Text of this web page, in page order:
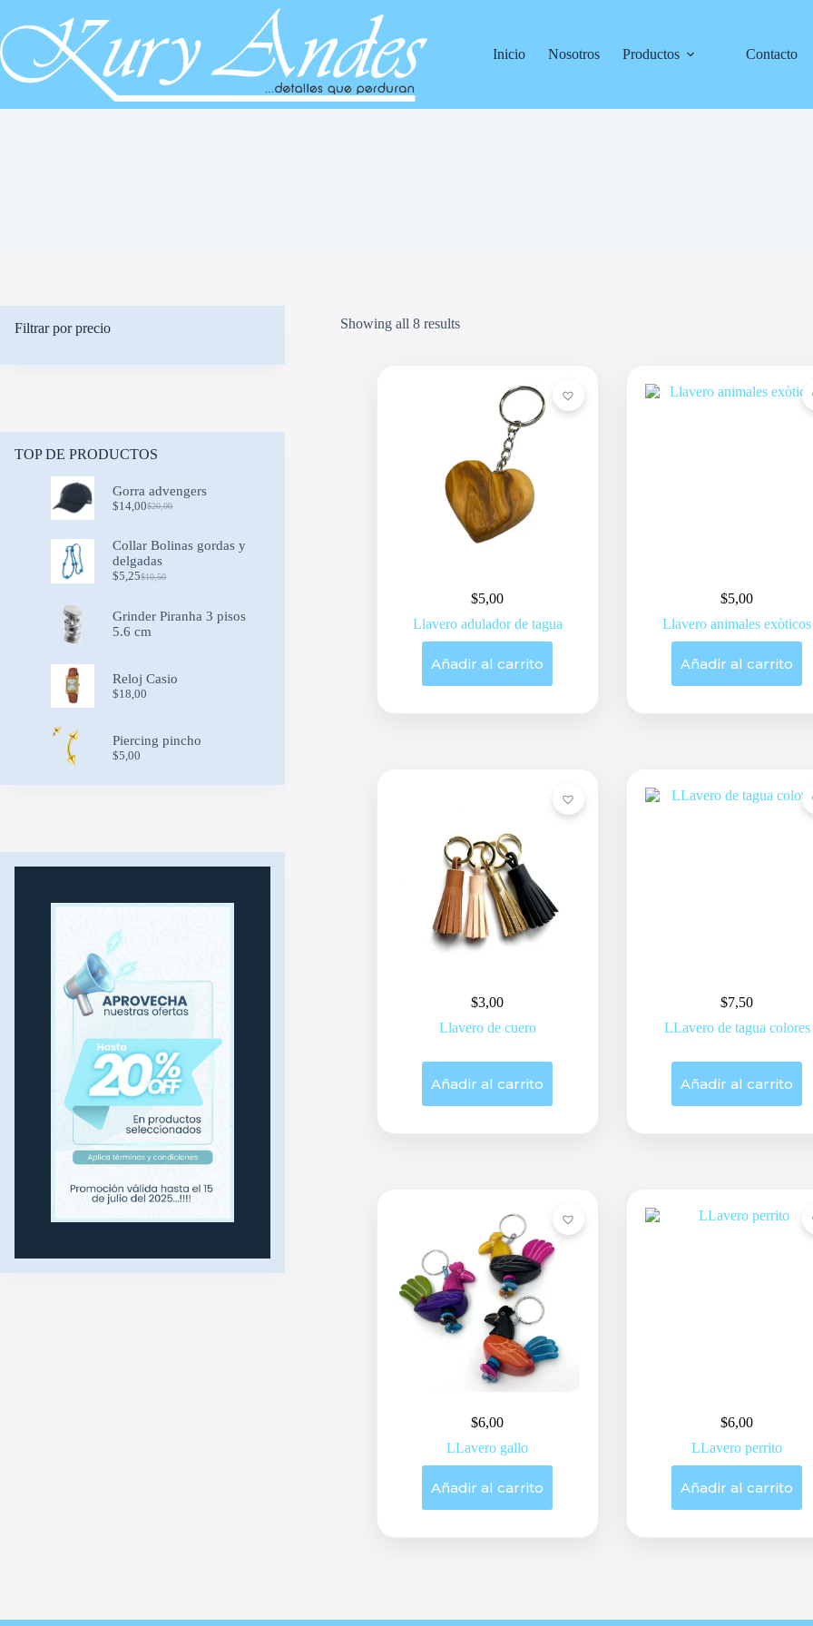
contenido
Inicio
Nosotros Productos Contacto
Showing all 8 results
$5,00
Llavero adulador de tagua
Añadir al carrito
$5,00
Llavero animales exòticos
Añadir al carrito
$3,00
Llavero de cuero
Añadir al carrito
$7,50
LLavero de tagua colores
Añadir al carrito
$6,00
LLavero gallo
Añadir al carrito
$6,00
LLavero perrito
Añadir al carrito
Filtrar por precio
TOP DE PRODUCTOS
Gorra advengers
$20,00
Original
was:
$20,00.
$14,00Current
is:
$14,00.
Collar Bolinas gordas y
delgadas
$10,50
Original
was:
$5,25Current
is:
Grinder Piranha 3 pisos
5.6 cm
Reloj Casio
$18,00
Piercing pincho
$5,00